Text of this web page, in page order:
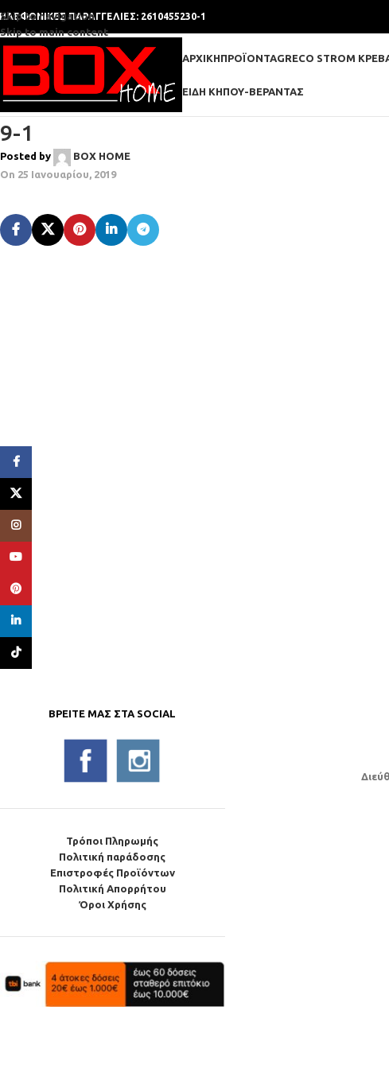
Skip to navigation
Skip to main content
ΠΑΡΑΓΓΕΛΙΕΣ: 2610455230-1
ΑΡΧΙΚΉΠΡΟΪΌΝΤΑGRECO STROM
ΕΊΔΗ ΚΉΠΟΥ-ΒΕΡΆΝΤΑΣ
9-1
Posted by
BOX HOME
On 25 Ιανουαρίου, 2019
ΒΡΕΊΤΕ ΜΑΣ ΣΤΑ SOCIAL
Τρόποι Πληρωμής
Πολιτική παράδοσης
Επιστροφές Προϊόντων
Πολιτική Απορρήτου
Όροι Χρήσης